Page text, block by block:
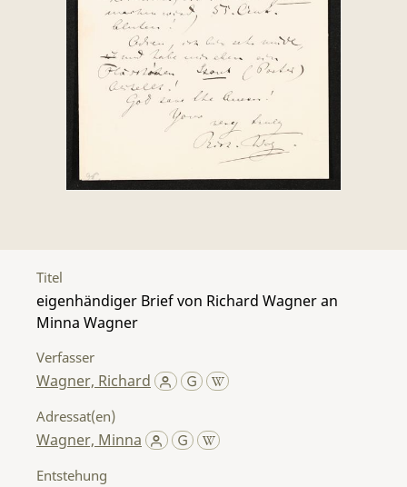
Titel
eigenhändiger Brief von Richard Wagner an
Minna Wagner
Verfasser
Wagner, Richard
Adressat(en)
Wagner, Minna
Entstehung